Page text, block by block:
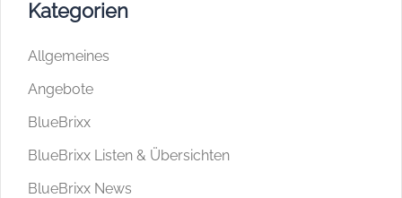
Kategorien
Allgemeines
Angebote
BlueBrixx
BlueBrixx Listen & Übersichten
BlueBrixx News